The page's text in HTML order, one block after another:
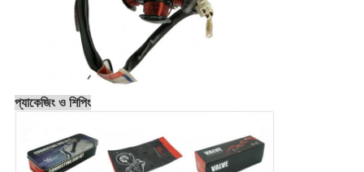
প্যাকেজিং ও শিপিং